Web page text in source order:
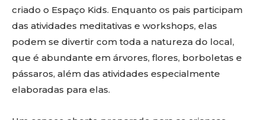
criado o Espaço Kids. Enquanto os pais participam
das atividades meditativas e workshops, elas
podem se divertir com toda a natureza do local,
que é abundante em árvores, flores, borboletas e
pássaros, além das atividades especialmente
elaboradas para elas.